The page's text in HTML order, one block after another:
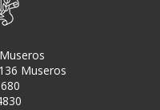
Museros